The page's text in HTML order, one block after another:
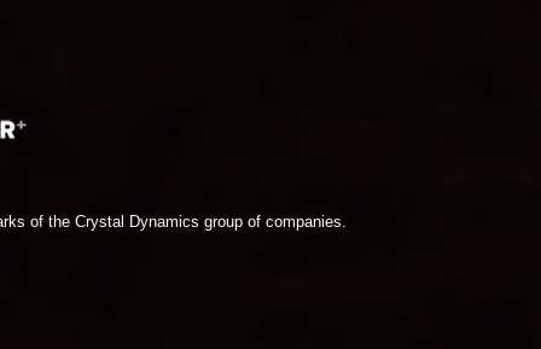
of the Crystal Dynamics group of companies.